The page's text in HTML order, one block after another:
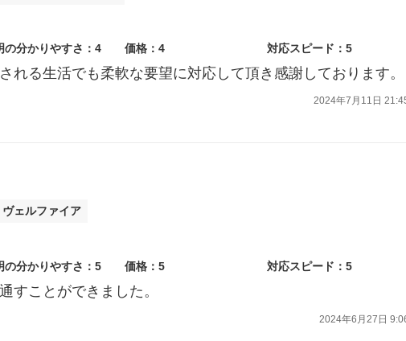
の分かりやすさ：4 価格：4 対応スピード：5
れる生活でも柔軟な要望に対応して頂き感謝しております。
2024年7月11日
ェルファイア
の分かりやすさ：5 価格：5 対応スピード：5
すことができました。
2024年6月27日